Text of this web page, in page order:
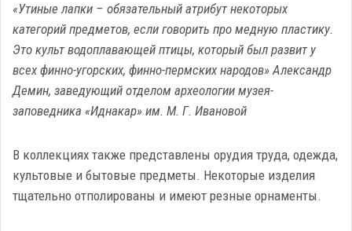
«Утиные лапки – обязательный атрибут некоторых
категорий предметов, если говорить про медную пластику.
Это культ водоплавающей птицы, который был развит у
всех финно-угорских, финно-пермских народов» Александр
Демин, заведующий отделом археологии музея-
заповедника «Иднакар» им. М. Г. Ивановой
В коллекциях также представлены орудия труда, одежда,
культовые и бытовые предметы. Некоторые изделия
тщательно отполированы и имеют резные орнаменты.